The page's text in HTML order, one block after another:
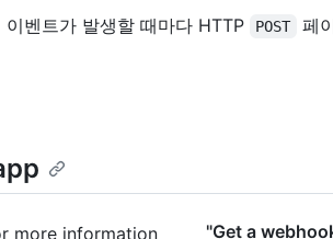
벤트가 발생할 때마다 HTTP
POST 페
more information
"Get a